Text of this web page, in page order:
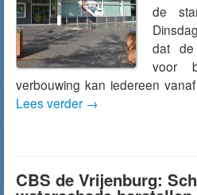
de
dat de
voor
verbouwing kan iedereen
Lees verder →
CBS de Vrijenburg: